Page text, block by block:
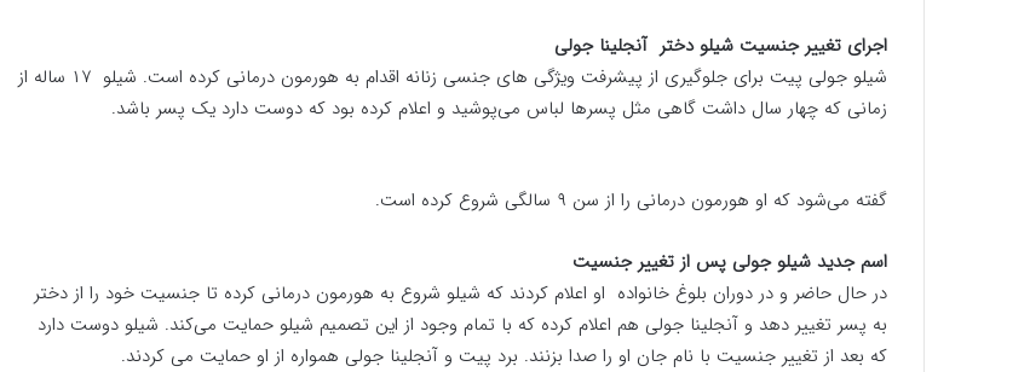
اجرای تغییر جنسیت شیلو دختر آنجلینا جولی
شیلو جولی پیت برای جلوگیری از پیشرفت ویژگی های جنسی زنانه اقدام به هورمون درمانی کرده است. شیلو ۱۷ ساله از
زمانی که چهار سال داشت گاهی مثل پسرها لباس می‌پوشید و اعلام کرده بود که دوست دارد یک پسر باشد.
گفته می‌شود که او هورمون درمانی را از سن ۹ سالگی شروع کرده است.
اسم جدید شیلو جولی پس از تغییر جنسیت
در حال حاضر و در دوران بلوغ خانواده او اعلام کردند که شیلو شروع به هورمون درمانی کرده تا جنسیت خود را از دختر
به پسر تغییر دهد و آنجلینا جولی هم اعلام کرده که با تمام وجود از این تصمیم شیلو حمایت می‌کند. شیلو دوست دارد
که بعد از تغییر جنسیت با نام جان او را صدا بزنند. برد پیت و آنجلینا جولی همواره از او حمایت می کردند.